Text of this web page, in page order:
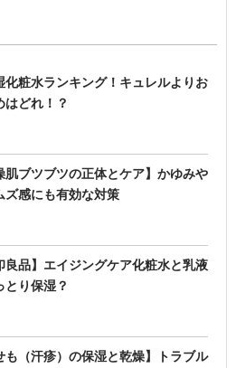
化粧水ランキング！キュレルよりお
はどれ！？
肌ブツブツの正体とケア】かゆみや
ズ感にも有効な対策
良品】エイジングケア化粧水と乳液
とり保湿？
も（汗疹）の保湿と乾燥】トラブル